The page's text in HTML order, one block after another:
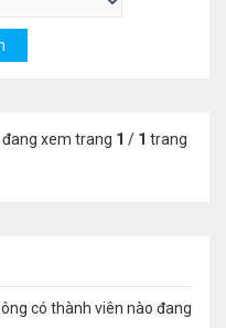
đang xem trang 1 / 1 trang
có thành viên nào đang